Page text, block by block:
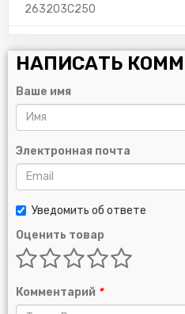
263203C250
НАПИСАТЬ
Ваше имя
Электронная почта
Уведомить об ответе
Оценить товар
Комментарий *